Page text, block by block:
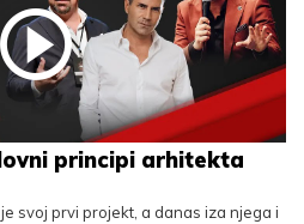
principi arhitekta
svoj prvi projekt, a danas iza njega i